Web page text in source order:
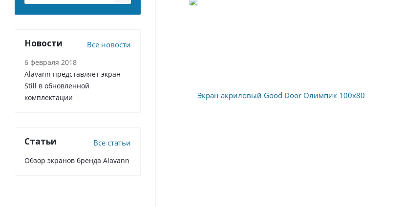
Новости Все новости
6 февраля 2018
Alavann представляет экран
Still в обновленной
комплектации
Статьи Все статьи
Обзор экранов бренда Alavann